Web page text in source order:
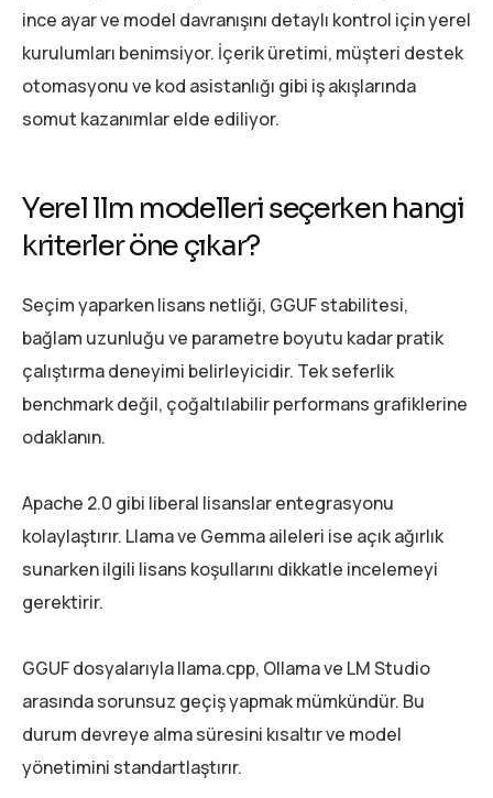
ince ayar ve model davranışını detaylı kontrol için yerel
kurulumları benimsiyor. İçerik üretimi, müşteri destek
otomasyonu ve kod asistanlığı gibi iş akışlarında
somut kazanımlar elde ediliyor.
Yerel llm modelleri seçerken hangi
kriterler öne çıkar?
Seçim yaparken lisans netliği, GGUF stabilitesi,
bağlam uzunluğu ve parametre boyutu kadar pratik
çalıştırma deneyimi belirleyicidir. Tek seferlik
benchmark değil, çoğaltılabilir performans grafiklerine
odaklanın.
Apache 2.0 gibi liberal lisanslar entegrasyonu
kolaylaştırır. Llama ve Gemma aileleri ise açık ağırlık
sunarken ilgili lisans koşullarını dikkatle incelemeyi
gerektirir.
GGUF dosyalarıyla llama.cpp, Ollama ve LM Studio
arasında sorunsuz geçiş yapmak mümkündür. Bu
durum devreye alma süresini kısaltır ve model
yönetimini standartlaştırır.